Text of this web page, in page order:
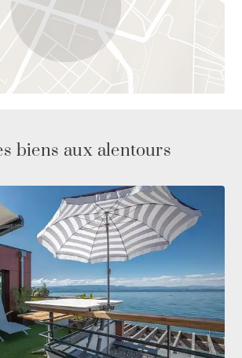
biens aux alentours